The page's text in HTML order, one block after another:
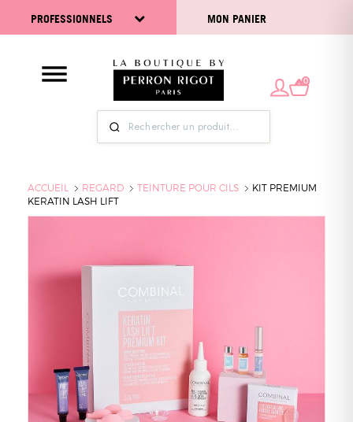
PROFESSIONNELS MON PANIER
0
ACCUEIL REGARD TEINTURE POUR CILS
KIT PREMIUM
KERATIN LASH LIFT